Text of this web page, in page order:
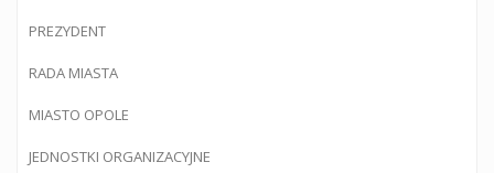
PREZYDENT
RADA MIASTA
MIASTO OPOLE
JEDNOSTKI ORGANIZACYJNE